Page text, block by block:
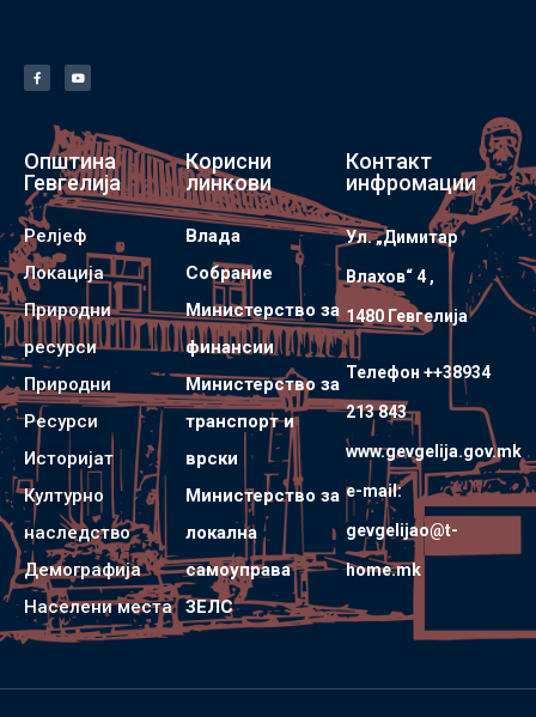
Општина
Гевгелија
Релјеф
Локација
Природни
ресурси
Природни
Ресурси
Историјат
Културно
наследство
Демографија
Населени места
Корисни
линкови
Влада
Собрание
Министерство за
финансии
Министерство за
транспорт и
врски
Министерство за
локална
самоуправа
ЗЕЛС
Контакт
инфромации
Ул. „Димитар
Влахов“ 4 ,
1480 Гевгелијa
Телефон ++38934
213 843
www.gevgelija.gov.mk
e-mail:
gevgelijao@t-
home.mk